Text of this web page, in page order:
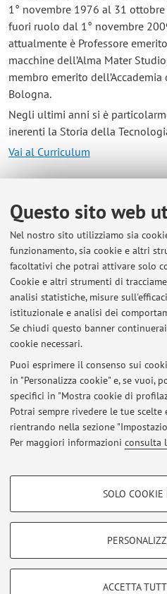
Questo sito web
Nel nostro sito utilizziamo sia
funzionamento, sia cookie e altri
facoltativi che potrai attivare solo
Cookie e altri strumenti di
analisi statistiche, misure
istituzionale e analisi dei
Se chiudi questo banner
cookie necessari.
Puoi esprimere il consenso sui
in "Personalizza cookie" e, se vuoi,
specifici in "Mostra cookie di
Potrai sempre rivedere le tue
rientrando nella sezione
Per maggiori informazioni consulta
COOKIE DI PROFILAZIONE -
COOKIE TECNICI - NECESSARI
SOLO COOKIE
ACCETTA
1° novembre 1976 al 31
fuori ruolo dal 1° novembre
attualmente è Professore
macchine dell’Alma Mater
membro emerito
Bologna.
Negli ultimi anni si è
inerenti la Storia della
Vai al Curriculum
E-mail:
Tel:
+39 051 20 9 3449
Alma Mater Studiorum -
Via Zamboni 33, Bologna -
Ultimi
Al momento non
Area riservata
Accedi tramiteloginper gestire
Zamboni, 33 - 40126 Bologna